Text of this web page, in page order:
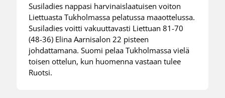
Susiladies nappasi harvinaislaatuisen voiton
Liettuasta Tukholmassa pelatussa maaottelussa.
Susiladies voitti vakuuttavasti Liettuan 81-70
(48-36) Elina Aarnisalon 22 pisteen
johdattamana. Suomi pelaa Tukholmassa vielä
toisen ottelun, kun huomenna vastaan tulee
Ruotsi.